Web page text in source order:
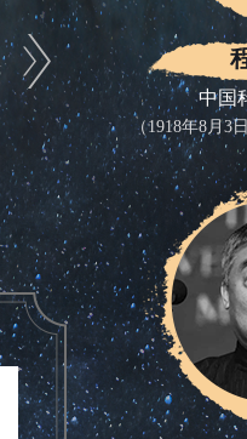
中国
（1918年8月3